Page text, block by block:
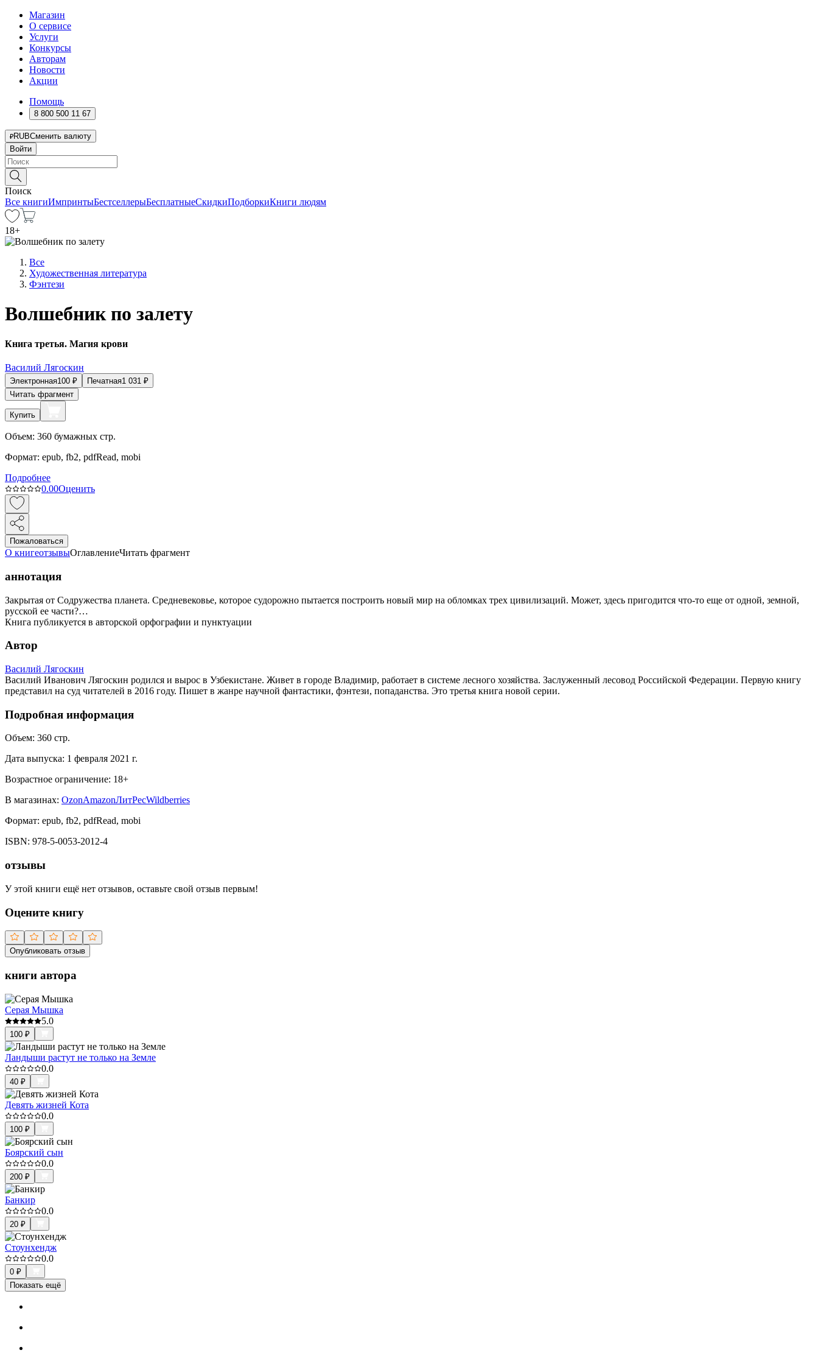
Магазин
О сервисе
Услуги
Конкурсы
Авторам
Новости
Акции
Помощь
8 800 500 11 67
RUBСменить валюту
Войти
Поиск
Все книгиИмпринтыБестселлерыБесплатныеСкидкиПодборкиКниги людям
18+
Все
Художественная литература
Фэнтези
Волшебник по залету
Книга третья. Магия крови
Василий Лягоскин
Электронная100 ₽ Печатная1 031 ₽
Читать фрагмент
Купить
Объем: 360 бумажных стр.
Формат: epub, fb2, pdfRead, mobi
Подробнее
0.00Оценить
Пожаловаться
О книгеотзывыОглавлениеЧитать фрагмент
аннотация
Закрытая от Содружества планета. Средневековье, которое судорожно пытается построить новый мир на обломках трех цивилизаций. Может, здесь пригодится что-то еще от одной, земной,
русской ее части?…
Книга публикуется в авторской орфографии и пунктуации
Автор
Василий Лягоскин
Василий Иванович Лягоскин родился и вырос в Узбекистане. Живет в городе Владимир, работает в системе лесного хозяйства. Заслуженный лесовод Российской Федерации. Первую книгу
представил на суд читателей в 2016 году. Пишет в жанре научной фантастики, фэнтези, попаданства. Это третья книга новой серии.
Подробная информация
Объем: 360 стр.
Дата выпуска: 1 февраля 2021 г.
Возрастное ограничение: 18+
В магазинах: OzonAmazonЛитРесWildberries
Формат: epub, fb2, pdfRead, mobi
ISBN: 978-5-0053-2012-4
отзывы
У этой книги ещё нет отзывов, оставьте свой отзыв первым!
Оцените книгу
Опубликовать отзыв
книги автора
Серая Мышка
5.0
100 ₽
Ландыши растут не только на Земле
0.0
40 ₽
Девять жизней Кота
0.0
100 ₽
Боярский сын
0.0
200 ₽
Банкир
0.0
20 ₽
Стоунхендж
0.0
0 ₽
Показать ещё